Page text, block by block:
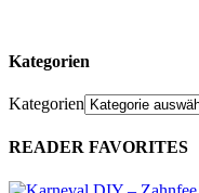
Kategorien
Kategorien
READER FAVORITES